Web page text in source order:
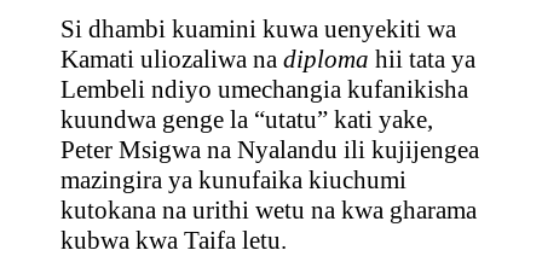
Si dhambi kuamini kuwa uenyekiti wa
Kamati uliozaliwa na diploma hii tata ya
Lembeli ndiyo umechangia kufanikisha
kuundwa genge la “utatu” kati yake,
Peter Msigwa na Nyalandu ili kujijengea
mazingira ya kunufaika kiuchumi
kutokana na urithi wetu na kwa gharama
kubwa kwa Taifa letu.